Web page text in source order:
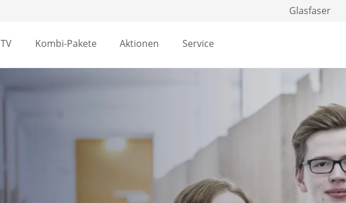
Glasfaser
TV Kombi-Pakete Aktionen Service